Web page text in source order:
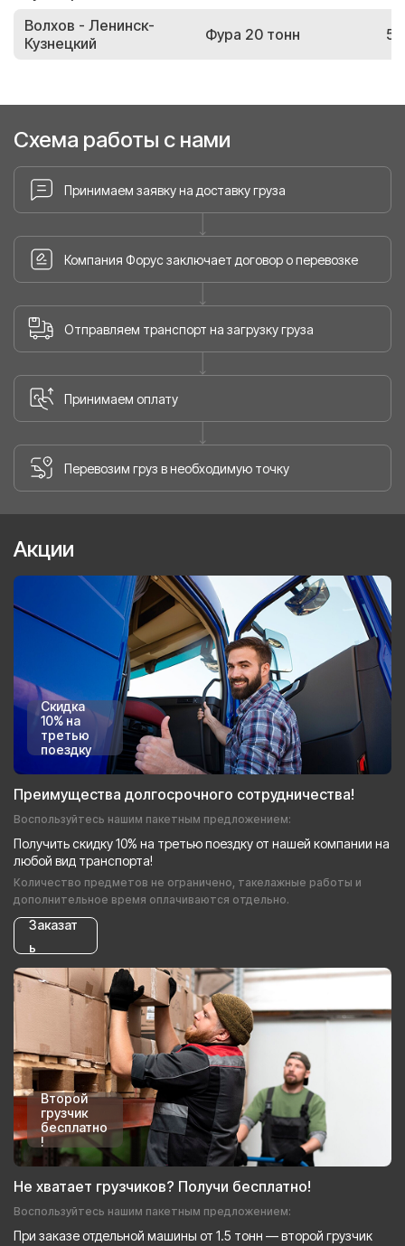
Волхов - Ленинск-
Кузнецкий
Фура 20 тонн
Схема работы с нами
Принимаем заявку на доставку груза
Компания Форус заключает договор о перевозке
Отправляем транспорт на загрузку груза
Принимаем оплату
Перевозим груз в необходимую точку
Акции
Скидка
10% на
третью
поездку
Преимущества долгосрочного сотрудничества!
Воспользуйтесь нашим пакетным предложением:
Получить скидку 10% на третью поездку от нашей компании на
любой вид транспорта!
Количество предметов не ограничено, такелажные работы и
дополнительное время оплачиваются отдельно.
Заказат
ь
Второй
грузчик
бесплатно
!
Не хватает грузчиков? Получи бесплатно!
Воспользуйтесь нашим пакетным предложением:
При заказе отдельной машины от 1.5 тонн — второй грузчик